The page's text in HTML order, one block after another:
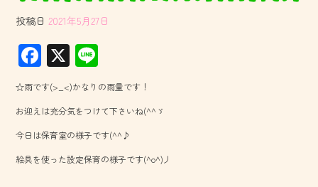
投稿日 2021年5月27日
F
ac
e
b
o
ok
X
ne
☆雨です(>_<)かなりの雨量です！
お迎えは充分気をつけて下さいね(^^ゞ
今日は保育室の様子です(^^♪
絵具を使った設定保育の様子です(^o^)丿